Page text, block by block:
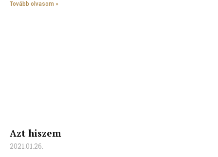
Tovább olvasom »
Azt hiszem
2021.01.26.